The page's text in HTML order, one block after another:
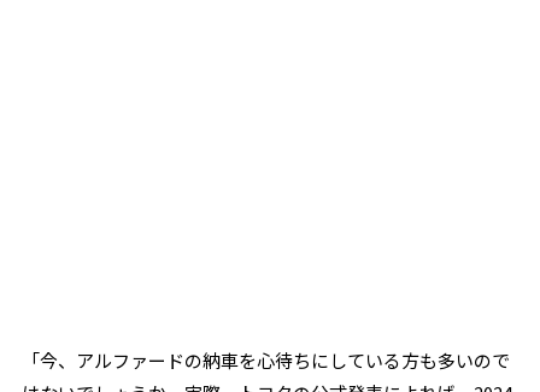
「今、アルファードの納車を心待ちにしている方も多いので